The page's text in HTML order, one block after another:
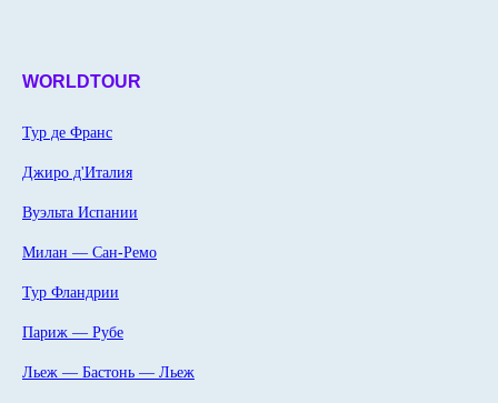
WORLDTOUR
Тур де Франс
Джиро д'Италия
Вуэльта Испании
Милан — Сан-Ремо
Тур Фландрии
Париж — Рубе
Льеж — Бастонь — Льеж